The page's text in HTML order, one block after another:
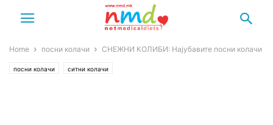
Home посни колачи СНЕЖНИ КОЛИБИ: Најубавите посни колачи
посни колачи ситни колачи